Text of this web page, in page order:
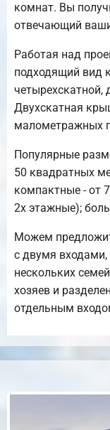
комнат. Вы
отвечающий
Работая над
подходящий вид
четырехскатной,
Двухскатная
малометражных
Популярные
50 квадратных
компактные - от
2х этажные);
Можем
с двумя входами,
нескольких
хозяев и
отдельным